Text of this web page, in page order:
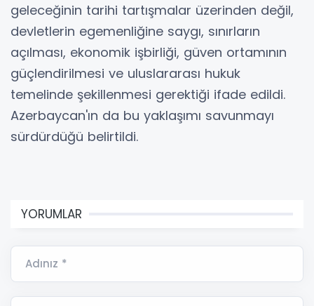
geleceğinin tarihi tartışmalar üzerinden değil,
devletlerin egemenliğine saygı, sınırların
açılması, ekonomik işbirliği, güven ortamının
güçlendirilmesi ve uluslararası hukuk
temelinde şekillenmesi gerektiği ifade edildi.
Azerbaycan'ın da bu yaklaşımı savunmayı
sürdürdüğü belirtildi.
YORUMLAR
Adınız *